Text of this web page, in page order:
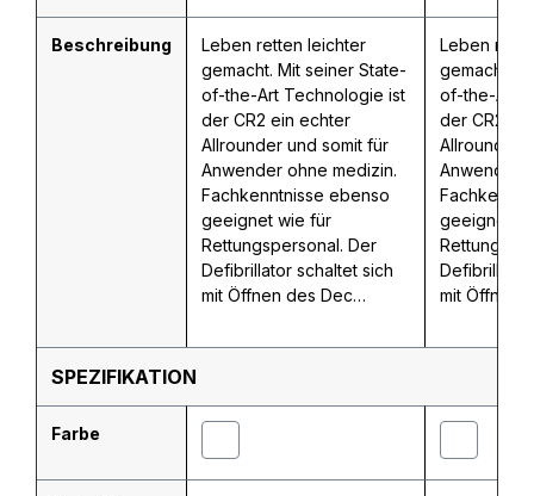
Beschreibung
Leben retten leichter
gemacht. Mit seiner State-
of-the-Art Technologie ist
der CR2 ein echter
Allrounder und somit für
Anwender ohne medizin.
Fachkenntnisse ebenso
geeignet wie für
Rettungspersonal. Der
Defibrillator schaltet sich
mit Öffnen des Dec…
Leben
gemacht.
of-the-Art
der CR2
Allrounder
Anwender
geeignet
mit Öffnen
SPEZIFIKATION
Farbe